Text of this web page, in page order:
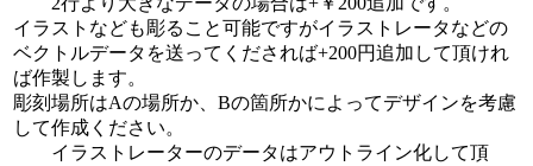
イラストなども彫ること可能ですがイラストレータなどの
ベクトルデータを送ってくだされば+200円追加して頂けれ
ば作製します。
彫刻場所はAの場所か、Bの箇所かによってデザインを考慮
して作成ください。
イラストレーターのデータはアウトライン化して頂